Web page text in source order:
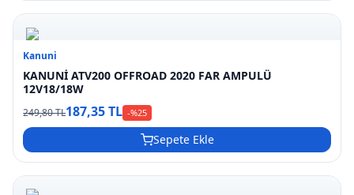
Kanuni
KANUNİ ATV200 OFFROAD 2020 FAR AMPULÜ
12V18/18W
249,80 TL187,35 TL -%25
Sepete Ekle